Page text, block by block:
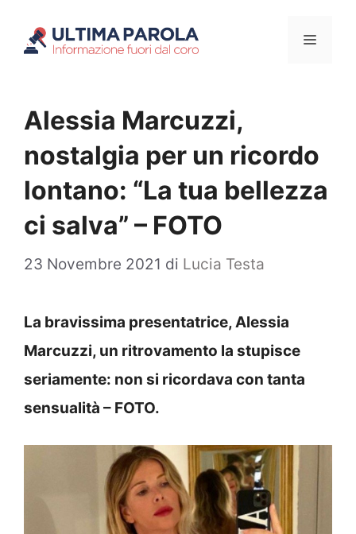
Menu
Alessia Marcuzzi,
nostalgia per un ricordo
lontano: “La tua bellezza
ci salva” – FOTO
23 Novembre 2021 di Lucia Testa
La bravissima presentatrice, Alessia
Marcuzzi, un ritrovamento la stupisce
seriamente: non si ricordava con tanta
sensualità – FOTO.